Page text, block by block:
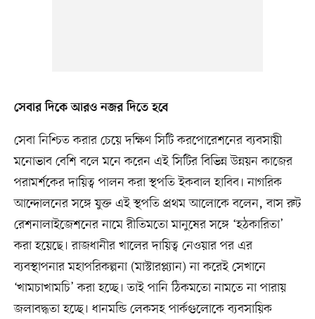
সেবার দিকে আরও নজর দিতে হবে
সেবা নিশ্চিত করার চেয়ে দক্ষিণ সিটি করপোরেশনের ব্যবসায়ী
মনোভাব বেশি বলে মনে করেন এই সিটির বিভিন্ন উন্নয়ন কাজের
পরামর্শকের দায়িত্ব পালন করা স্থপতি ইকবাল হাবিব। নাগরিক
আন্দোলনের সঙ্গে যুক্ত এই স্থপতি প্রথম আলোকে বলেন, বাস রুট
রেশনালাইজেশনের নামে রীতিমতো মানুষের সঙ্গে ‘হঠকারিতা’
করা হয়েছে। রাজধানীর খালের দায়িত্ব নেওয়ার পর এর
ব্যবস্থাপনার মহাপরিকল্পনা (মাস্টারপ্ল্যান) না করেই সেখানে
‘খামচাখামচি’ করা হচ্ছে। তাই পানি ঠিকমতো নামতে না পারায়
জলাবদ্ধতা হচ্ছে। ধানমন্ডি লেকসহ পার্কগুলোকে ব্যবসায়িক